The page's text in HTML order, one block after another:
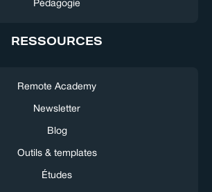
Pédagogie
RESSOURCES
Remote Academy
Newsletter
Blog
Outils & templates
Études